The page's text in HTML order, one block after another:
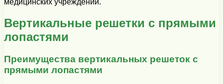
Вертикальные решетки с прямыми
лопастями
Преимущества вертикальных решеток с
прямыми лопастями